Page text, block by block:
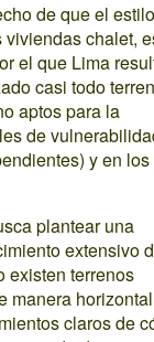
de que el estilo
chalet,
el que Lima
casi todo
aptos para la
de
y en
plantear una
extensivo
existen terrenos
manera
claros de